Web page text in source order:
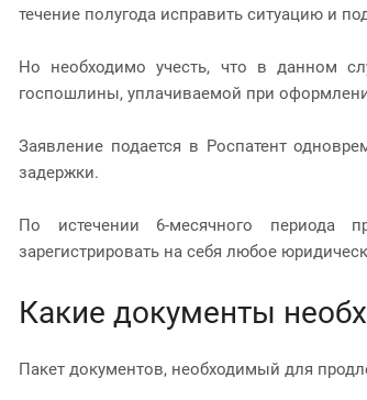
течение полугода исправить ситуацию и
Но необходимо учесть, что в данном
госпошлины, уплачиваемой при
Заявление подается в Роспатент
задержки.
По истечении 6-месячного периода
зарегистрировать на себя любое
Какие документы
Пакет документов, необходимый для